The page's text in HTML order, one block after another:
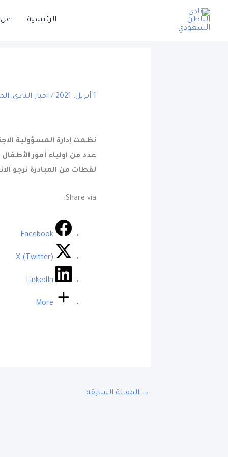
تخطي
الرئيسية عن
1 أبريل، 2021 / اخبار النادي,
نظمت إدارة المسؤولية
عدد من اولياء أمور
لقطات من المبادرة نرجو
Share via:
Facebook
X (Twitter)
LinkedIn
More
→ المقالة السابقة